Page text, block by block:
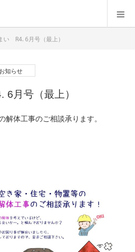
い R4. 6月号（最上）
お知らせ
月号（最上）
解体工事のご相談承ります。